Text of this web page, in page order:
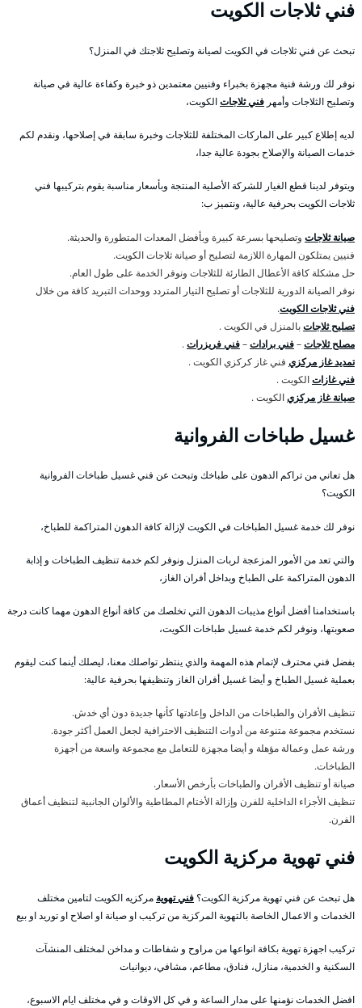
فني ثلاجات الكويت
تبحث عن فني ثلاجات في الكويت لصيانة وتصليح ثلاجتك في المنزل؟
نوفر لك ورشة فنية مجهزة بخبراء وفنيين معتمدين ذو خبرة وكفاءة عالية في صيانة
وتصليح الثلاجات وأمهر فني ثلاجاتالكويت،
لديه إطلاع كبير على الماركات المختلفة للثلاجات وخبرة سابقة في إصلاحها، ونقدم لكم
خدمات الصيانة والإصلاح بجودة عالية جدا،
ويتوفر لدينا قطع الغيار للشركة الأصلية المنتجة وبأسعار مناسبة يقوم بتركيبها فني
ثلاجات الكويت بحرفية عالية، ونتميز ب:
صيانة ثلاجات وتصليحها بسرعة كبيرة وبأفضل المعدات المتطورة والحديثة.
فنيين يمتلكون المهارة اللازمة لتصليح أو صيانة ثلاجات الكويت.
حل مشكلة كافة الأعطال الطارئة للثلاجات ونوفر الخدمة على طول العام.
نوفر الصيانة الدورية للثلاجات أو تصليح التيار المتردد ووحدات التبريد كافة من خلال
فني ثلاجات الكويت.
تصليح ثلاجاتبالمنزل في الكويت .
مصلح ثلاجات–فني برادات–فني فريزرات.
تمديد غاز مركزي فني غاز كركزي الكويت .
فني غازاتالكويت .
صيانة غاز مركزيالكويت .
غسيل طباخات الفروانية
هل تعاني من تراكم الدهون على طباخك وتبحث عن فني غسيل طباخات الفروانية
الكويت؟
نوفر لك خدمة غسيل الطباخات في الكويت لإزالة كافة الدهون المتراكمة للطباخ،
والتي تعد من الأمور المزعجة لربات المنزل ونوفر لكم خدمة تنظيف الطباخات و إذابة
الدهون المتراكمة على الطباخ وبداخل أفران الغاز،
باستخدامنا أفضل أنواع مذيبات الدهون التي تخلصك من كافة أنواع الدهون مهما كانت درجة
صعوبتها، ونوفر لكم خدمة غسيل طباخات الكويت،
بفضل فني محترف لإتمام هذه المهمة والذي ينتظر تواصلك معنا، ليصلك أينما كنت ليقوم
بعملية غسيل الطباخ و أيضا غسيل أفران الغاز وتنظيفها بحرفية عالية:
تنظيف الأفران والطباخات من الداخل وإعادتها كأنها جديدة دون أي خدش.
نستخدم مجموعة متنوعة من أدوات التنظيف الاحترافية لجعل العمل أكثر جودة.
ورشة عمل وعمالة مؤهلة و أيضا مجهزة للتعامل مع مجموعة واسعة من أجهزة
الطباخات.
صيانة أو تنظيف الأفران والطباخات بأرخص الأسعار.
تنظيف الأجزاء الداخلية للفرن وإزالة الأختام المطاطية والألوان الجانبية لتنظيف أعماق
الفرن.
فني تهوية مركزية الكويت
هل تبحث عن فني تهوية مركزية الكويت؟ فني تهوية مركزيه الكويت لتامين مختلف
الخدمات و الاعمال الخاصة بالتهوية المركزية من تركيب او صيانة او اصلاح او توريد او بيع
تركيب اجهزة تهوية بكافة انواعها من مراوح و شفاطات و مداخن لمختلف المنشآت
السكنية و الخدمية، منازل، فنادق، مطاعم، مشافي، ديوانيات
افضل الخدمات نؤمنها على مدار الساعة و في كل الاوقات و في مختلف ايام الاسبوع،